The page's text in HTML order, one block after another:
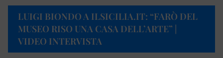
LUIGI BIONDO A ILSICILIA.IT: “FARÒ DEL
MUSEO RISO UNA CASA DELL’ARTE” |
VIDEO INTERVISTA